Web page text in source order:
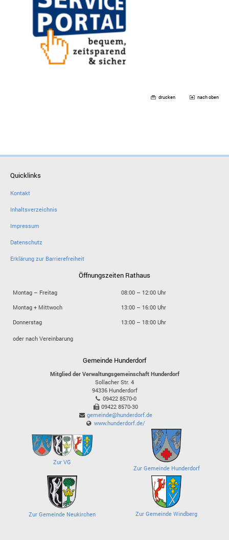
drucken nach oben
Quicklinks
Kontakt
Inhaltsverzeichnis
Impressum
Datenschutz
Erklärung zur Barrierefreiheit
Öffnungszeiten Rathaus
Montag – Freitag
08:00 – 12:00 Uhr
Montag + Mittwoch
13:00 – 16:00 Uhr
Donnerstag
13:00 – 18:00 Uhr
oder nach Vereinbarung
Gemeinde Hunderdorf
Mitglied der Verwaltungsgemeinschaft Hunderdorf
Sollacher Str. 4
94336 Hunderdorf
09422 8570-0
09422 8570-30
gemeinde@hunderdorf.de
www.hunderdorf.de/
Zur VG
Zur Gemeinde Hunderdorf
Zur Gemeinde Neukirchen Zur Gemeinde Windberg